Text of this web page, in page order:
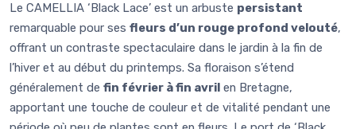
Le CAMELLIA ‘Black Lace’ est un arbuste persistant
remarquable pour ses fleurs d’un rouge profond velouté,
offrant un contraste spectaculaire dans le jardin à la fin de
l’hiver et au début du printemps. Sa floraison s’étend
généralement de fin février à fin avril en Bretagne,
apportant une touche de couleur et de vitalité pendant une